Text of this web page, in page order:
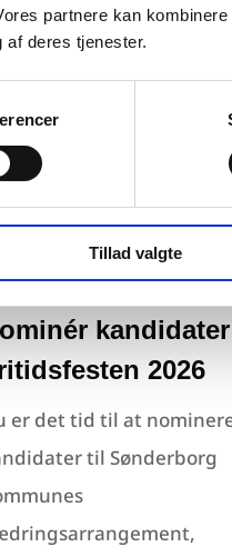
partnere kan
af deres tjenester.
Tillad valgte
2026
er det tid til at
til Sønderborg